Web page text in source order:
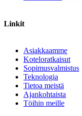
Linkit
Asiakkaamme
Koteloratkaisut
Sopimusvalmistus
Teknologia
Tietoa meistä
Ajankohtaista
Töihin meille